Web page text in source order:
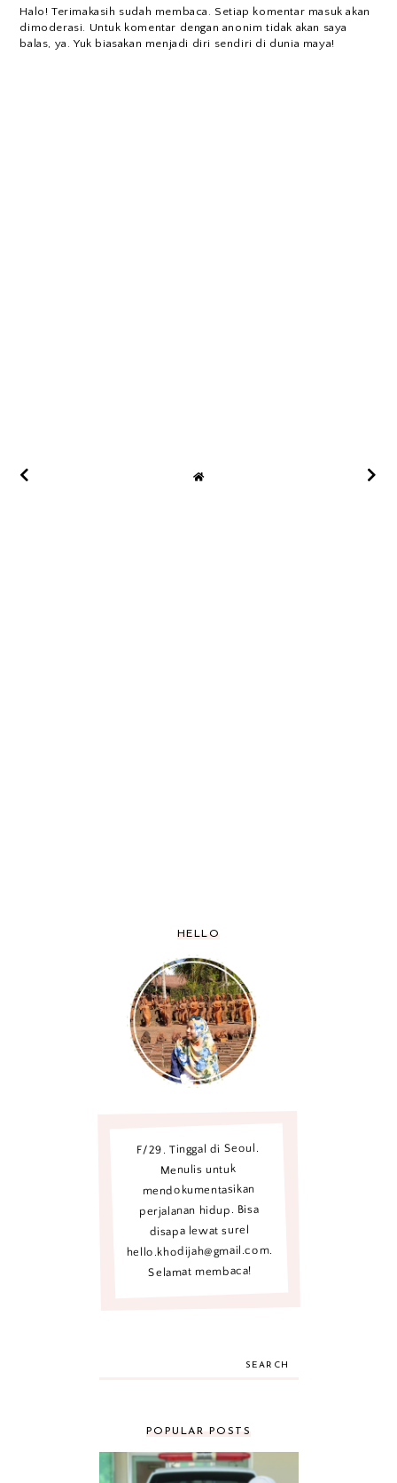
Halo! Terimakasih sudah membaca. Setiap komentar masuk akan
dimoderasi. Untuk komentar dengan anonim tidak akan saya
balas, ya. Yuk biasakan menjadi diri sendiri di dunia maya!
HELLO
F/29. Tinggal di Seoul.
Menulis untuk
mendokumentasikan
perjalanan hidup. Bisa
disapa lewat surel
hello.khodijah@gmail.com.
Selamat membaca!
SEARCH
POPULAR POSTS